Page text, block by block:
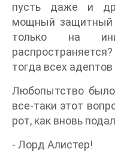
пусть даже и
мощный защитный
только на
тогда всех
Любопытство
все-таки этот
рот, как вновь
- Лорд Алистер!